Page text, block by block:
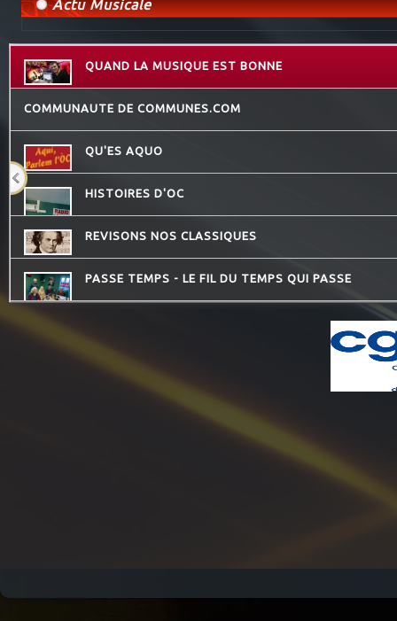
Actu Musicale
QUAND LA MUSIQUE EST BONNE
COMMUNAUTE DE COMMUNES.COM
QU'ES AQUO
HISTOIRES D'OC
REVISONS NOS CLASSIQUES
PASSE TEMPS - LE FIL DU TEMPS QUI PASSE